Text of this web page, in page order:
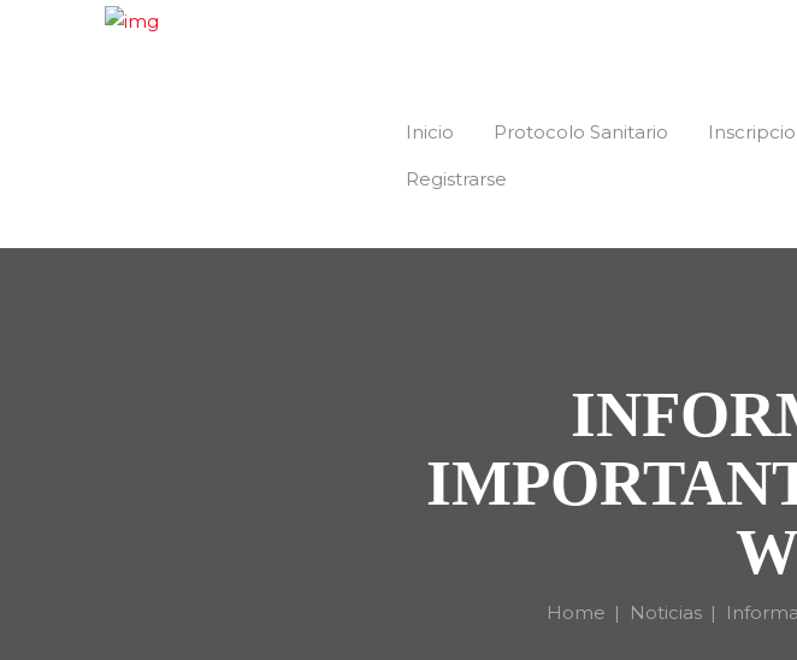
Inicio Protocolo Sanitario
Registrarse
Home Noticias